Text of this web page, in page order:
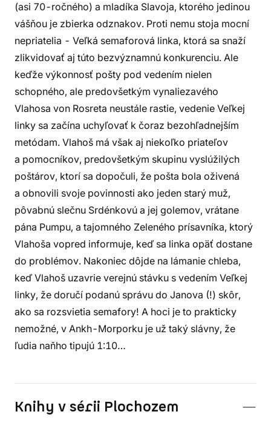
(asi 70-ročného) a mladíka Slavoja, ktorého jedinou
vášňou je zbierka odznakov. Proti nemu stoja mocní
nepriatelia - Veľká semaforová linka, ktorá sa snaží
zlikvidovať aj túto bezvýznamnú konkurenciu. Ale
keďže výkonnosť pošty pod vedením nielen
schopného, ale predovšetkým vynaliezavého
Vlahosa von Rosreta neustále rastie, vedenie Veľkej
linky sa začína uchyľovať k čoraz bezohľadnejším
metódam. Vlahoš má však aj niekoľko priateľov
a pomocníkov, predovšetkým skupinu vyslúžilých
poštárov, ktorí sa dopočuli, že pošta bola oživená
a obnovili svoje povinnosti ako jeden starý muž,
pôvabnú slečnu Srdénkovú a jej golemov, vrátane
pána Pumpu, a tajomného Zeleného prísavníka, ktorý
Vlahoša vopred informuje, keď sa linka opäť dostane
do problémov. Nakoniec dôjde na lámanie chleba,
keď Vlahoš uzavrie verejnú stávku s vedením Veľkej
linky, že doručí podanú správu do Janova (!) skôr,
ako sa rozsvietia semafory! A hoci je to prakticky
nemožné, v Ankh-Morporku je už taký slávny, že
ľudia naňho tipujú 1:10…
Knihy v sérii Plochozem